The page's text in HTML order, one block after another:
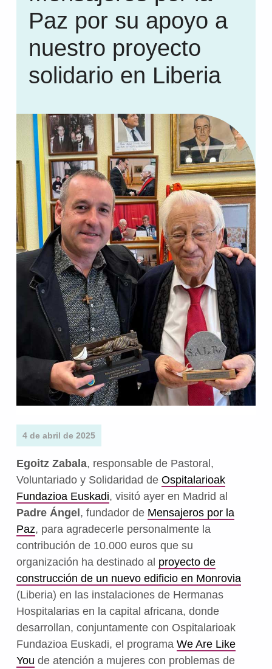
Paz por su apoyo a
nuestro proyecto
solidario en Liberia
4 de abril de 2025
Egoitz Zabala, responsable de Pastoral,
Voluntariado y Solidaridad de Ospitalarioak
Fundazioa Euskadi, visitó ayer en Madrid al
Padre Ángel, fundador de Mensajeros por la
Paz, para agradecerle personalmente la
contribución de 10.000 euros que su
organización ha destinado al proyecto de
construcción de un nuevo edificio en Monrovia
(Liberia) en las instalaciones de Hermanas
Hospitalarias en la capital africana, donde
desarrollan, conjuntamente con Ospitalarioak
Fundazioa Euskadi, el programa We Are Like
You de atención a mujeres con problemas de